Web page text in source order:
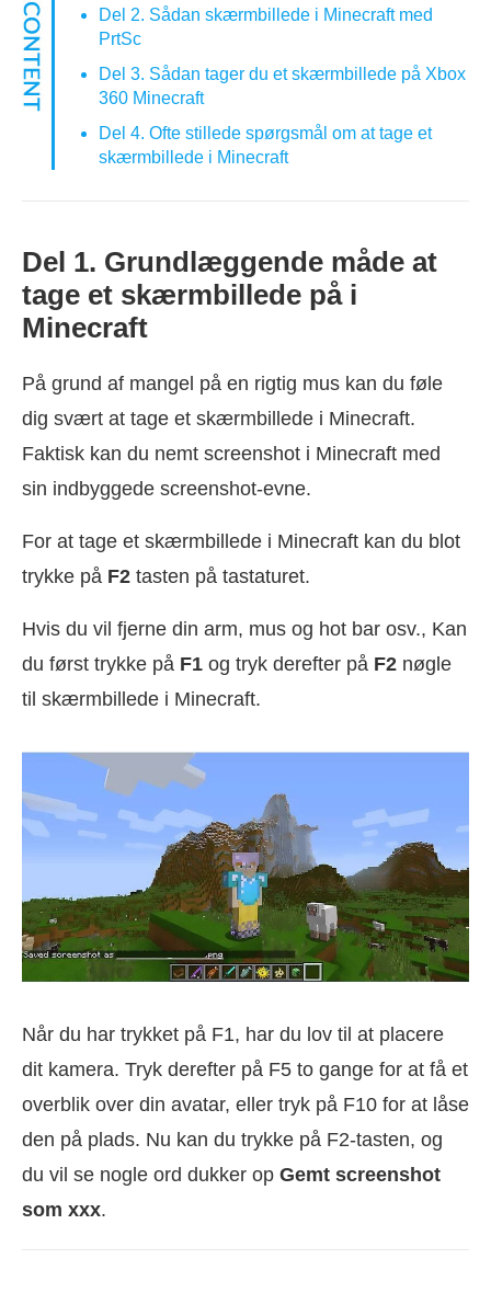
Del 2. Sådan skærmbillede i Minecraft med
PrtSc
Del 3. Sådan tager du et skærmbillede på Xbox
360 Minecraft
Del 4. Ofte stillede spørgsmål om at tage et
skærmbillede i Minecraft
Del 1. Grundlæggende måde at
tage et skærmbillede på i
Minecraft
På grund af mangel på en rigtig mus kan du føle
dig svært at tage et skærmbillede i Minecraft.
Faktisk kan du nemt screenshot i Minecraft med
sin indbyggede screenshot-evne.
For at tage et skærmbillede i Minecraft kan du blot
trykke på F2 tasten på tastaturet.
Hvis du vil fjerne din arm, mus og hot bar osv., Kan
du først trykke på F1 og tryk derefter på F2 nøgle
til skærmbillede i Minecraft.
Når du har trykket på F1, har du lov til at placere
dit kamera. Tryk derefter på F5 to gange for at få et
overblik over din avatar, eller tryk på F10 for at låse
den på plads. Nu kan du trykke på F2-tasten, og
du vil se nogle ord dukker op Gemt screenshot
som xxx.